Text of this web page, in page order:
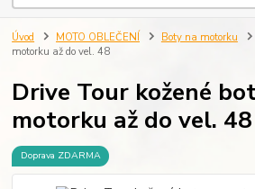
Úvod MOTO OBLEČENÍ Boty na motorku
motorku až do vel. 48
Drive Tour kožené
motorku až do vel. 48
Doprava ZDARMA